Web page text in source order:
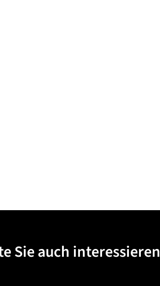
Sie auch interessieren